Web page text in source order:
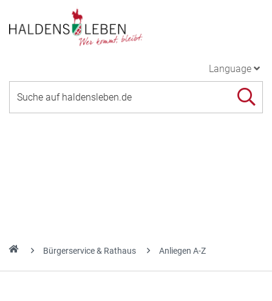
Language
Bürgerservice & Rathaus Anliegen A-Z